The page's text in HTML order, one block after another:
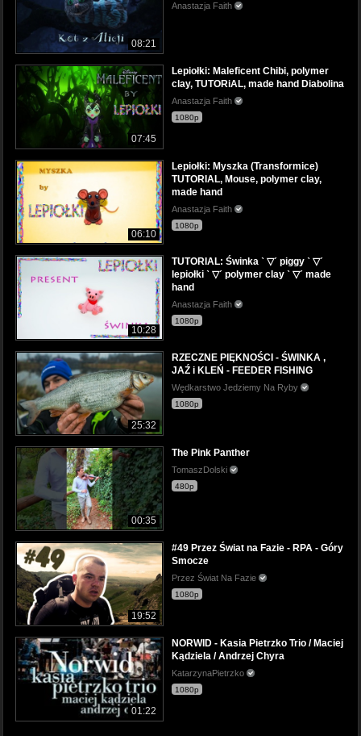
08:21
Anastazja Faith
07:45
Lepiołki: Maleficent Chibi, polymer
clay, TUTORiAL, made hand Diabolina
Anastazja Faith
1080p
06:10
Lepiołki: Myszka (Transformice)
TUTORIAL, Mouse, polymer clay,
made hand
Anastazja Faith
1080p
10:28
TUTORIAL: Świnka ˋ ▽ˊ piggy ˋ ▽ˊ
lepiołki ˋ ▽ˊ polymer clay ˋ ▽ˊ made
hand
Anastazja Faith
1080p
25:32
RZECZNE PIĘKNOŚCI - ŚWINKA ,
JAŹ i KLEŃ - FEEDER FISHING
Wędkarstwo Jedziemy Na Ryby
1080p
00:35
The Pink Panther
TomaszDolski
480p
19:52
#49 Przez Świat na Fazie - RPA - Góry
Smocze
Przez Świat Na Fazie
1080p
01:22
NORWID - Kasia Pietrzko Trio / Maciej
Kądziela / Andrzej Chyra
KatarzynaPietrzko
1080p